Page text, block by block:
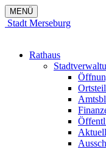
MENÜ
Stadt Merseburg
Rathaus